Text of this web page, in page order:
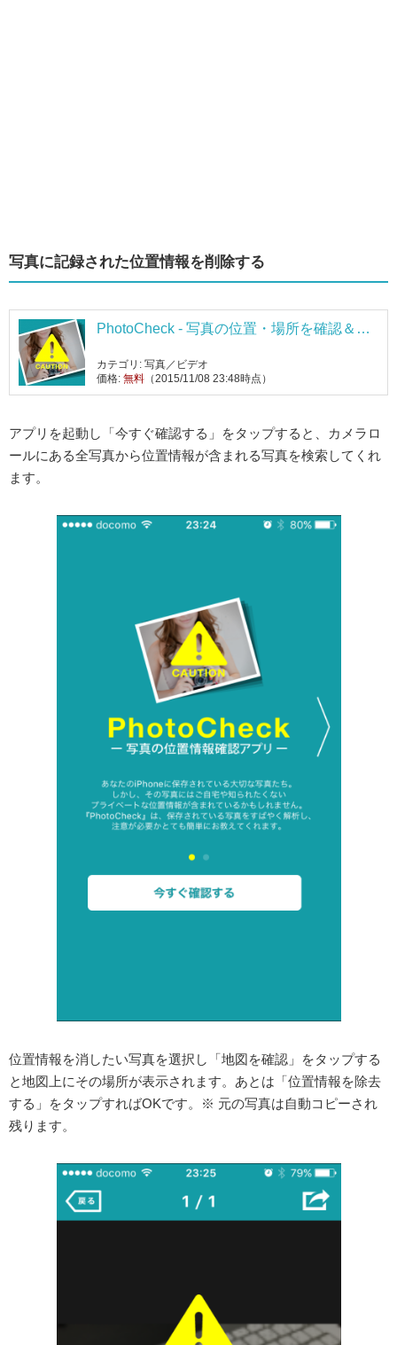
写真に記録された位置情報を削除する
PhotoCheck - 写真の位置・場所を確認＆除
カテゴリ: 写真／ビデオ
価格: 無料 （2015/11/08 23:48時点）
アプリを起動し「今すぐ確認する」をタップすると、カメラロ
ールにある全写真から位置情報が含まれる写真を検索してくれ
ます。
位置情報を消したい写真を選択し「地図を確認」をタップする
と地図上にその場所が表示されます。あとは「位置情報を除去
する」をタップすればOKです。※ 元の写真は自動コピーされ
残ります。